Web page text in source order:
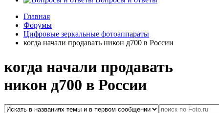
Главная
Форумы
Цифровые зеркальные фотоаппараты
когда начали продавать никон д700 в России
когда начали продавать
никон д700 в России